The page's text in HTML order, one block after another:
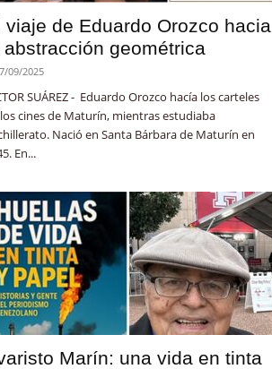
viaje de Eduardo Orozco hacia
abstracción geométrica
09/2025
SUÁREZ - Eduardo Orozco hacía los carteles
cines de Maturín, mientras estudiaba
Nació en Santa Bárbara de Maturín en
En...
Marín: una vida en tinta